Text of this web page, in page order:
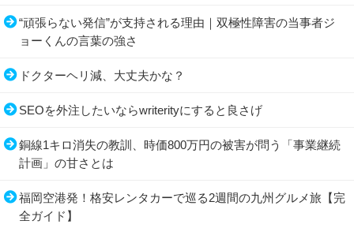
“頑張らない発信”が支持される理由｜双極性障害の当事者ジ
ョーくんの言葉の強さ
ドクターヘリ減、大丈夫かな？
SEOを外注したいならwriterityにすると良さげ
銅線1キロ消失の教訓、時価800万円の被害が問う「事業継続
計画」の甘さとは
福岡空港発！格安レンタカーで巡る2週間の九州グルメ旅【完
全ガイド】